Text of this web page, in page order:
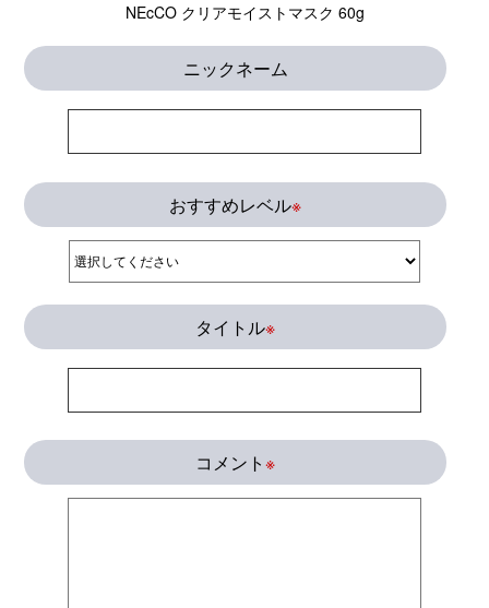
NEcCO クリアモイストマスク 60g
ニックネーム
おすすめレベル※
タイトル※
コメント※